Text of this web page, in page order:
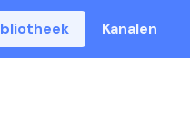
Kanalen